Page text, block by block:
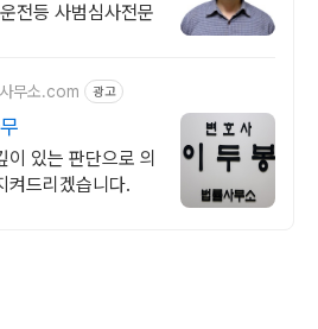
전등 사범심사전문
무소.com 광고
있는 판단으로 의
켜드리겠습니다.